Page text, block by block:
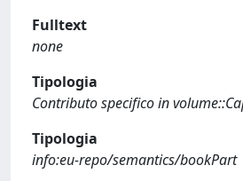
Fulltext
none
Tipologia
Contributo specifico in
Tipologia
info:eu-repo/semantics/bookPart